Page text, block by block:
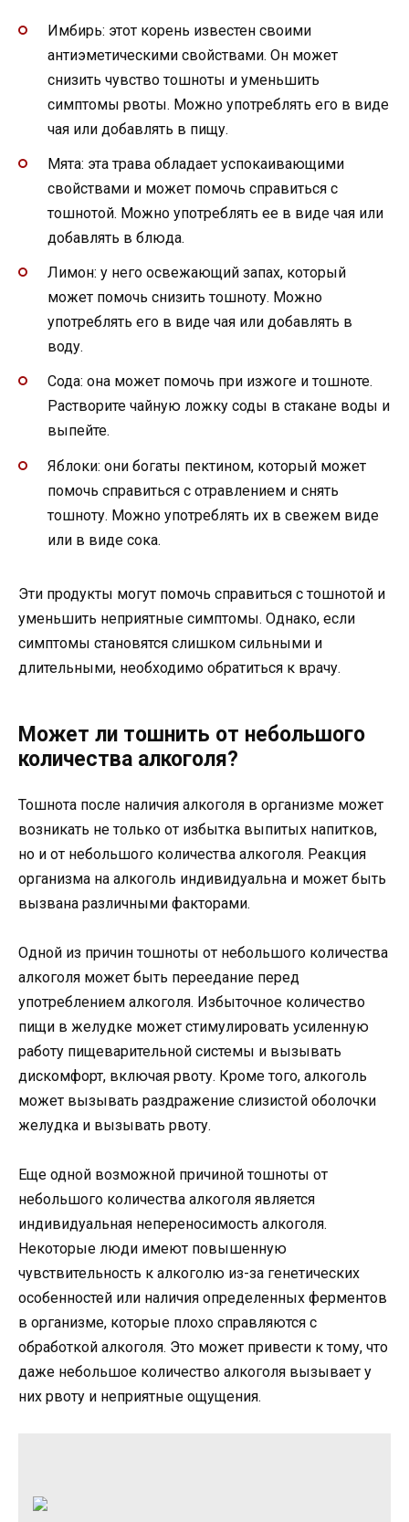
Имбирь: этот корень известен своими
антиэметическими свойствами. Он может
снизить чувство тошноты и уменьшить
симптомы рвоты. Можно употреблять его в виде
чая или добавлять в пищу.
Мята: эта трава обладает успокаивающими
свойствами и может помочь справиться с
тошнотой. Можно употреблять ее в виде чая или
добавлять в блюда.
Лимон: у него освежающий запах, который
может помочь снизить тошноту. Можно
употреблять его в виде чая или добавлять в
воду.
Сода: она может помочь при изжоге и тошноте.
Растворите чайную ложку соды в стакане воды и
выпейте.
Яблоки: они богаты пектином, который может
помочь справиться с отравлением и снять
тошноту. Можно употреблять их в свежем виде
или в виде сока.
Эти продукты могут помочь справиться с тошнотой и
уменьшить неприятные симптомы. Однако, если
симптомы становятся слишком сильными и
длительными, необходимо обратиться к врачу.
Может ли тошнить от небольшого
количества алкоголя?
Тошнота после наличия алкоголя в организме может
возникать не только от избытка выпитых напитков,
но и от небольшого количества алкоголя. Реакция
организма на алкоголь индивидуальна и может быть
вызвана различными факторами.
Одной из причин тошноты от небольшого количества
алкоголя может быть переедание перед
употреблением алкоголя. Избыточное количество
пищи в желудке может стимулировать усиленную
работу пищеварительной системы и вызывать
дискомфорт, включая рвоту. Кроме того, алкоголь
может вызывать раздражение слизистой оболочки
желудка и вызывать рвоту.
Еще одной возможной причиной тошноты от
небольшого количества алкоголя является
индивидуальная непереносимость алкоголя.
Некоторые люди имеют повышенную
чувствительность к алкоголю из-за генетических
особенностей или наличия определенных ферментов
в организме, которые плохо справляются с
обработкой алкоголя. Это может привести к тому, что
даже небольшое количество алкоголя вызывает у
них рвоту и неприятные ощущения.